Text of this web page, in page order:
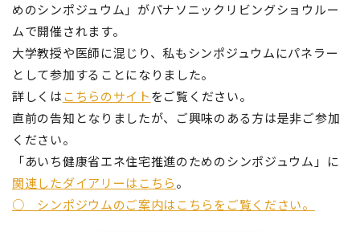
めのシンポジュウム」がパナソニックリビングショウルー
ムで開催されます。
大学教授や医師に混じり、私もシンポジュウムにパネラー
として参加することになりました。
詳しくはこちらのサイトをご覧ください。
直前の告知となりましたが、ご興味のある方は是非ご参加
ください。
「あいち健康省エネ住宅推進のためのシンポジュウム」に
関連したダイアリーはこちら。
○ シンポジウムのご案内はこちらをご覧ください。